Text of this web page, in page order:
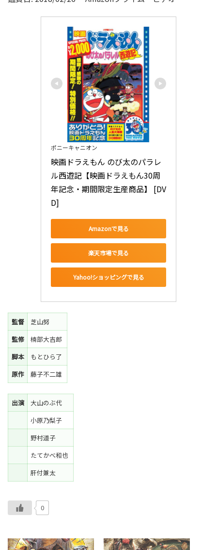
ポニーキャニオン
映画ドラえもん のび太のパラレ
ル西遊記【映画ドラえもん30周
年記念・期間限定生産商品】 [DV
D]
Amazonで見る
楽天市場で見る
Yahoo!ショッピングで見る
監督
芝山努
監修
楠部大吉郎
脚本
もとひら了
原作
藤子不二雄
出演
大山のぶ代
小原乃梨子
野村道子
たてかべ和也
肝付兼太
0